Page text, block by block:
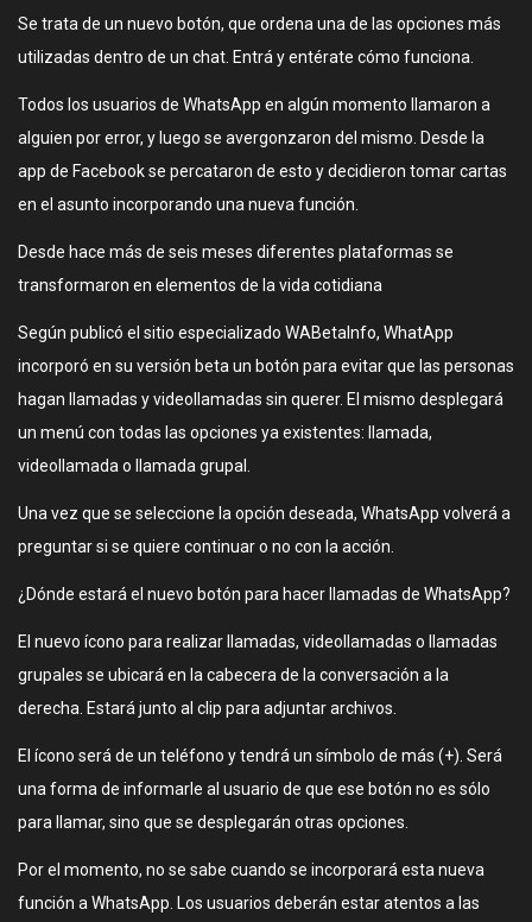
Se trata de un nuevo botón, que ordena una de las opciones más
utilizadas dentro de un chat. Entrá y entérate cómo funciona.
Todos los usuarios de WhatsApp en algún momento llamaron a
alguien por error, y luego se avergonzaron del mismo. Desde la
app de Facebook se percataron de esto y decidieron tomar cartas
en el asunto incorporando una nueva función.
Desde hace más de seis meses diferentes plataformas se
transformaron en elementos de la vida cotidiana
Según publicó el sitio especializado WABetaInfo, WhatApp
incorporó en su versión beta un botón para evitar que las personas
hagan llamadas y videollamadas sin querer. El mismo desplegará
un menú con todas las opciones ya existentes: llamada,
videollamada o llamada grupal.
Una vez que se seleccione la opción deseada, WhatsApp volverá a
preguntar si se quiere continuar o no con la acción.
¿Dónde estará el nuevo botón para hacer llamadas de WhatsApp?
El nuevo ícono para realizar llamadas, videollamadas o llamadas
grupales se ubicará en la cabecera de la conversación a la
derecha. Estará junto al clip para adjuntar archivos.
El ícono será de un teléfono y tendrá un símbolo de más (+). Será
una forma de informarle al usuario de que ese botón no es sólo
para llamar, sino que se desplegarán otras opciones.
Por el momento, no se sabe cuando se incorporará esta nueva
función a WhatsApp. Los usuarios deberán estar atentos a las